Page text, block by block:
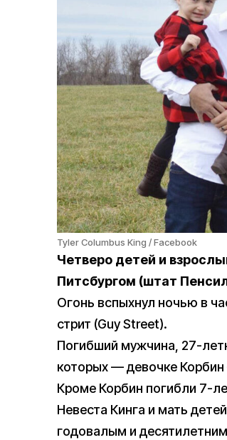
Tyler Columbus King / Facebook
Четверо детей и
Питсбургом (штат
Огонь вспыхнул ночью в
стрит (Guy Street).
Погибший мужчина, 27-
которых — девочке
Кроме Корбин погибли 7-
Невеста Кинга и мать
годовалым и